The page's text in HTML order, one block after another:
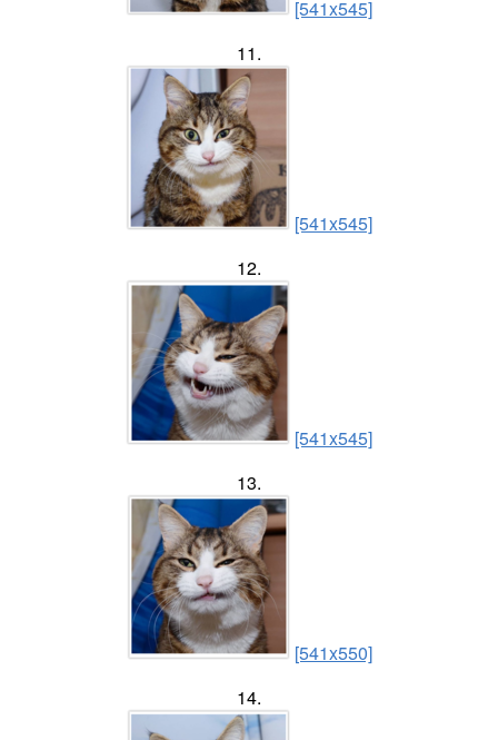
[541x545]
11.
[541x545]
12.
[541x545]
13.
[541x550]
14.